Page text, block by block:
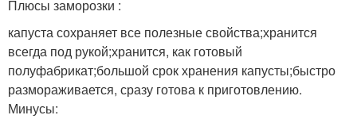
Плюсы заморозки :
капуста сохраняет все полезные свойства;хранится
всегда под рукой;хранится, как готовый
полуфабрикат;большой срок хранения капусты;быстро
размораживается, сразу готова к приготовлению.
Минусы: